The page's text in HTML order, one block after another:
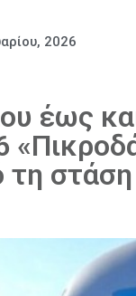
2026
έως
τη στάση